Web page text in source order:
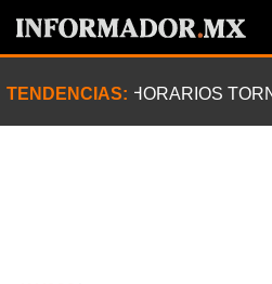
TENDENCIAS: HORARIOS